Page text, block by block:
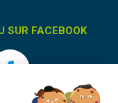
SUR FACEBOOK